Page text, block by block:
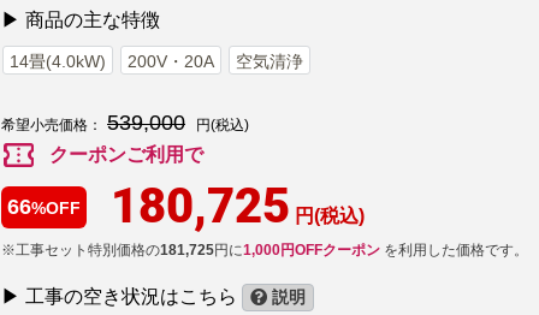
▶ 商品の主な特徴
14畳(4.0kW) 200V・20A 空気清浄
希望小売価格： 539,000 円(税込)
confirmation_number クーポンご利用で
66%OFF 180,725 円(税込)
※工事セット特別価格の181,725円に1,000円OFFクーポン を利用した価格です。
▶ 工事の空き状況はこちら 説明